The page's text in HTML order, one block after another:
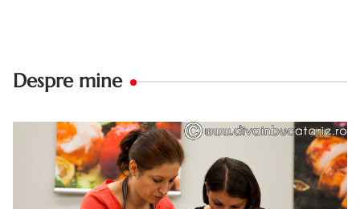
Despre mine